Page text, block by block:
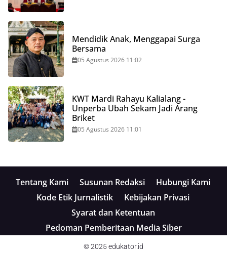
Mendidik Anak, Menggapai Surga
Bersama
05 Agustus 2026 11:02
KWT Mardi Rahayu Kalialang -
Unperba Ubah Sekam Jadi Arang
Briket
05 Agustus 2026 11:01
Tentang Kami Susunan Redaksi
Hubungi Kami
Kode Etik Jurnalistik
Kebijakan Privasi
Syarat dan Ketentuan
Pedoman Pemberitaan Media Siber
© 2025 edukator.id